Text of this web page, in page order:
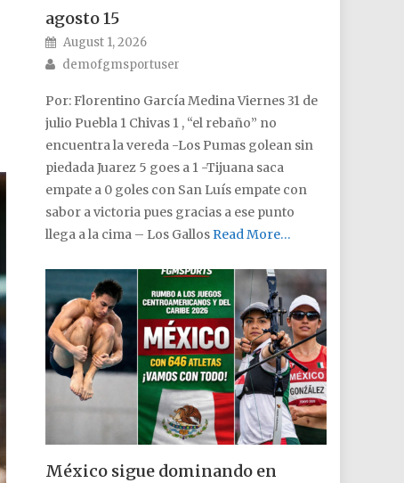
agosto 15
Posted on
August 1, 2026
Author
demofgmsportuser
Por: Florentino García Medina Viernes 31 de
julio Puebla 1 Chivas 1 , “el rebaño” no
encuentra la vereda -Los Pumas golean sin
piedada Juarez 5 goes a 1 -Tijuana saca
empate a 0 goles con San Luís empate con
sabor a victoria pues gracias a ese punto
llega a la cima – Los Gallos Read More…
México sigue dominando en